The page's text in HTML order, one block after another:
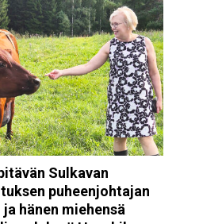
Sulkavan
puheenjohtajan
ja hänen miehensä